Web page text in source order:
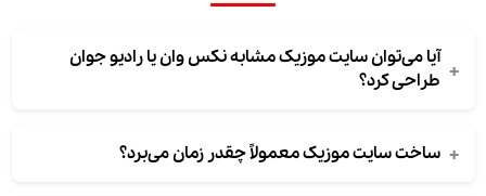
+ آیا می‌توان سایت موزیک مشابه نکس وان یا رادیو جوان
طراحی کرد؟
+ ساخت سایت موزیک معمولاً چقدر زمان می‌برد؟